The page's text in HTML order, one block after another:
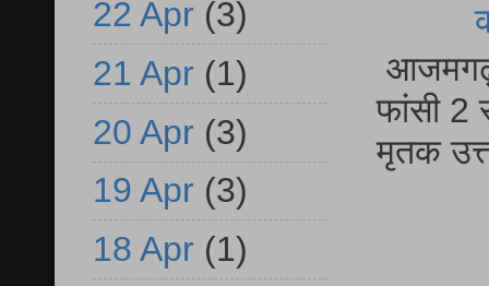
आजमगढ़
फांसी 2
मृतक
22 Apr (3)
21 Apr (1)
20 Apr (3)
19 Apr (3)
18 Apr (1)